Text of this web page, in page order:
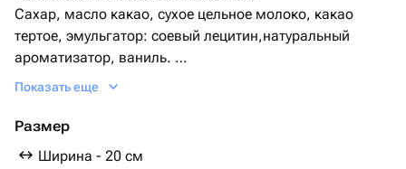
Сахар, масло какао, сухое цельное молоко, какао
тертое, эмульгатор: соевый лецитин,натуральный
ароматизатор, ваниль.
Сублимированная клубника, малина 5 гр
Клубника 12 шт
Показать еще
Размер
Ширина - 20 см